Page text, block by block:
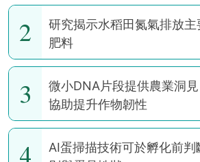
2
研究揭示水稻田氮氣排放
肥料
3
微小DNA片段提供農業洞
協助提升作物韌性
4
AI蛋掃描技術可於孵化前